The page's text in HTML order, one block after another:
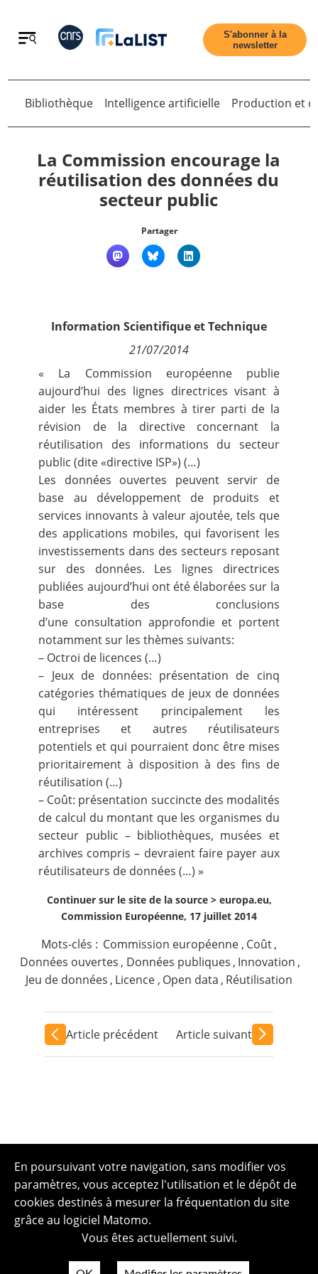
Retour
Contact
Nous suivre
S'abonner à la
newsletter
Bibliothèque Intelligence artificielle Production et
La Commission encourage la
réutilisation des données du
secteur public
Partager
Information Scientifique et Technique
21/07/2014
« La Commission européenne publie
aujourd’hui des lignes directrices visant à
aider les États membres à tirer parti de la
révision de la directive concernant la
réutilisation des informations du secteur
public (dite «directive ISP») (…)
Les données ouvertes peuvent servir de
base au développement de produits et
services innovants à valeur ajoutée, tels que
des applications mobiles, qui favorisent les
investissements dans des secteurs reposant
sur des données. Les lignes directrices
publiées aujourd’hui ont été élaborées sur la
base des conclusions
d’une consultation approfondie et portent
notamment sur les thèmes suivants:
– Octroi de licences (…)
– Jeux de données: présentation de cinq
catégories thématiques de jeux de données
qui intéressent principalement les
entreprises et autres réutilisateurs
potentiels et qui pourraient donc être mises
prioritairement à disposition à des fins de
réutilisation (…)
– Coût: présentation succincte des modalités
de calcul du montant que les organismes du
secteur public – bibliothèques, musées et
archives compris – devraient faire payer aux
réutilisateurs de données (…) »
Continuer sur le site de la source > europa.eu,
Commission Européenne, 17 juillet 2014
Mots-clés : Commission européenne , Coût,
Données ouvertes , Données publiques , Innovation ,
Jeu de données , Licence , Open data , Réutilisation
Article précédent Article suivant
En poursuivant votre navigation, sans modifier vos
paramètres, vous acceptez l'utilisation et le dépôt de
cookies destinés à mesurer la fréquentation du site
grâce au logiciel Matomo.
Vous êtes actuellement suivi.